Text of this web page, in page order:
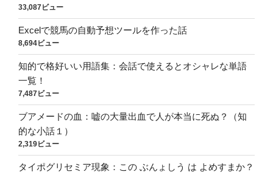
33,087ビュー
Excelで競馬の自動予想ツールを作った話
8,694ビュー
知的で格好いい用語集：会話で使えるとオシャレな単語
一覧！
7,487ビュー
ブアメードの血：嘘の大量出血で人が本当に死ぬ？（知
的な小話１）
2,319ビュー
タイポグリセミア現象：この ぶんょしう は よめすまか？